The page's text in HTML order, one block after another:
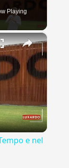
Playing
×
e nel